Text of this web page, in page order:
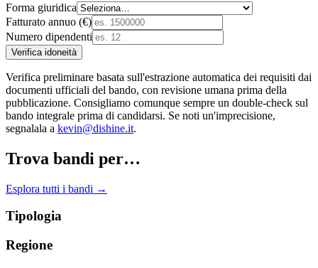
Forma giuridica
Fatturato annuo (€)
Numero dipendenti
Verifica idoneità
Verifica preliminare basata sull'estrazione automatica dei requisiti dai
documenti ufficiali del bando, con revisione umana prima della
pubblicazione. Consigliamo comunque sempre un double-check sul
bando integrale prima di candidarsi. Se noti un'imprecisione,
segnalala a kevin@dishine.it.
Trova bandi per…
Esplora tutti i bandi →
Tipologia
Regione